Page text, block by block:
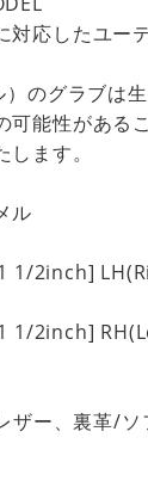
応したユー
のグラブは
可能性がある
ます。
ル
1/2inch]
1/2inch]
ザー、裏革/ソ